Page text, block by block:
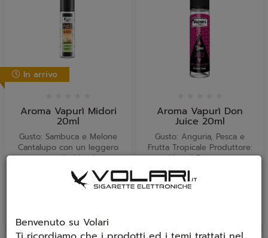
In arrivo
Aroma Vapurì Midori
20ml
Gusto: Sambuca e Melone
Cantalupo con un leggero
tocco di ghiaccio...
€ 15,90
Aroma Vapurì Don
Juice 20ml
Gusto: Anguria, Pesca e
Frutta Tropicale Produttore:
Vapurì Formato:...
€ 15,90
Benvenuto su Volari